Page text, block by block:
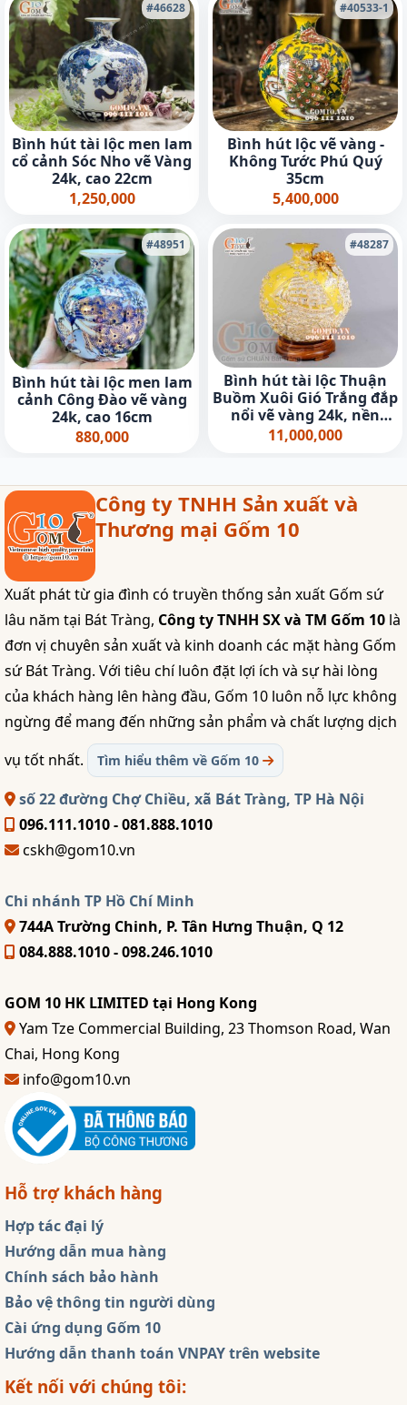
#46628
Bình hút tài lộc men lam
cổ cảnh Sóc Nho vẽ Vàng
24k, cao 22cm
1,250,000
#40533-1
Bình hút lộc vẽ vàng -
Không Tước Phú Quý
35cm
5,400,000
#48951
Bình hút tài lộc men lam
cảnh Công Đào vẽ vàng
24k, cao 16cm
880,000
#48287
Bình hút tài lộc Thuận
Buồm Xuôi Gió Trắng đắp
nổi vẽ vàng 24k, nền
vàng - cao 35cm
11,000,000
Công ty TNHH Sản xuất và
Thương mại Gốm 10
Xuất phát từ gia đình có truyền thống sản xuất Gốm sứ
lâu năm tại Bát Tràng, Công ty TNHH SX và TM Gốm 10 là
đơn vị chuyên sản xuất và kinh doanh các mặt hàng Gốm
sứ Bát Tràng. Với tiêu chí luôn đặt lợi ích và sự hài lòng
của khách hàng lên hàng đầu, Gốm 10 luôn nỗ lực không
ngừng để mang đến những sản phẩm và chất lượng dịch
vụ tốt nhất.
Tìm hiểu thêm về Gốm 10
số 22 đường Chợ Chiều, xã Bát Tràng, TP Hà Nội
096.111.1010 - 081.888.1010
cskh@gom10.vn
Chi nhánh TP Hồ Chí Minh
744A Trường Chinh, P. Tân Hưng Thuận, Q 12
084.888.1010 - 098.246.1010
GOM 10 HK LIMITED tại Hong Kong
Yam Tze Commercial Building, 23 Thomson Road, Wan
Chai, Hong Kong
info@gom10.vn
Hỗ trợ khách hàng
Hợp tác đại lý
Hướng dẫn mua hàng
Chính sách bảo hành
Bảo vệ thông tin người dùng
Cài ứng dụng Gốm 10
Hướng dẫn thanh toán VNPAY trên website
Kết nối với chúng tôi: